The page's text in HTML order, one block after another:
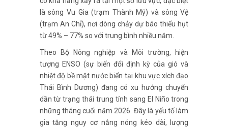
là sông Vu Gia (trạm Thành Mỹ) và sông Vệ
(trạm An Chỉ), nơi dòng chảy dự báo thiếu hụt
từ 49% – 77% so với trung bình nhiều năm.
Theo Bộ Nông nghiệp và Môi trường, hiện
tượng ENSO (sự biến đổi định kỳ của gió và
nhiệt độ bề mặt nước biển tại khu vực xích đạo
Thái Bình Dương) đang có xu hướng chuyển
dần từ trạng thái trung tính sang El Niño trong
những tháng cuối năm 2026. Đây là yếu tố làm
gia tăng nguy cơ nắng nóng kéo dài, lượng